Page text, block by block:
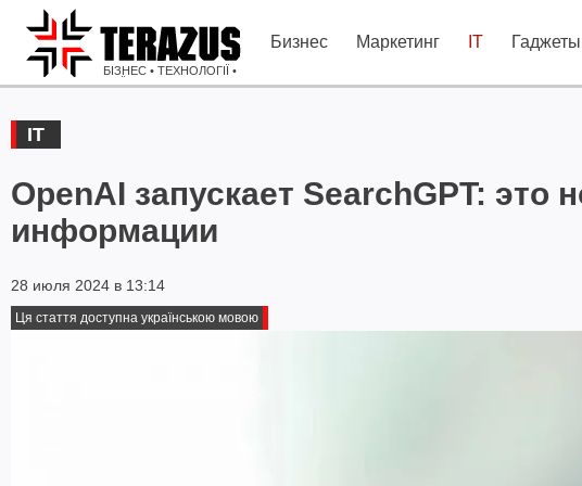
БІЗНЕС • ТЕХНОЛОГІЇ •
ІДЕЇ
Бизнес Маркетинг IT Гаджеты
IT
OpenAI запускает SearchGPT: это
информации
28 июля 2024 в 13:14
Ця стаття доступна українською мовою